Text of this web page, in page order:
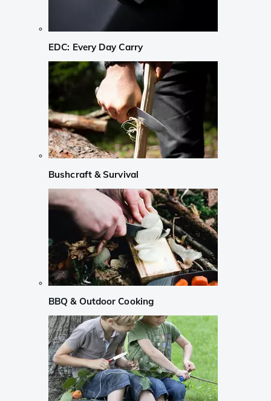
EDC: Every Day Carry
Bushcraft & Survival
BBQ & Outdoor Cooking